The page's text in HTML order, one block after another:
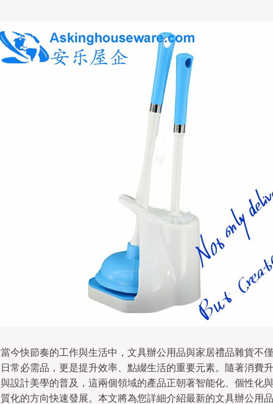
今快節奏的工作與生活中，文具辦公用品與家居禮品雜貨不僅
常必需品，更是提升效率、點綴生活的重要元素。隨著消費升
設計美學的普及，這兩個領域的產品正朝著智能化、個性化與
化的方向快速發展。本文將為您詳細介紹最新的文具辦公用品